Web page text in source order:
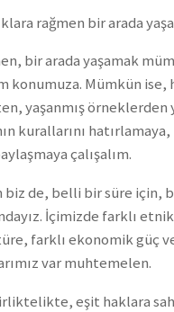
rağmen bir arada
bir arada yaşamak
konumuza. Mümkün ise,
yaşanmış örneklerden
kurallarını hatırlamaya,
çalışalım.
biz de, belli bir süre için,
İçimizde farklı
farklı ekonomik güç
var muhtemelen.
eşit haklara